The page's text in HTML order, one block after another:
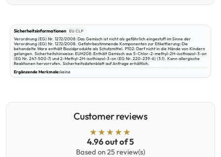
Sicherheitsinformationen EU CLP
Verordnung (EG) Nr. 1272/2008: Das Gemisch ist nicht als gefährlich eingestuft im Sinne der
Verordnung (EG) Nr. 1272/2008. Gefahrbestimmende Komponenten zur Etikettierung: Die
behandelte Ware enthält Biozidprodukte als Schutzmittel. P102: Darf nicht in die Hände von Kindern
gelangen. Sicherheitshinweise: EUH208: Enthält Gemisch aus 5-Chlor-2-methyl-2H-isothiazol-3-on
(EG Nr. 247-500-7) und 2-Methyl-2H-isothiazol-3-on (EG Nr. 220-239-6) (3:1). Kann allergische
Reaktionen hervorrufen. Sicherheitsdatenblatt auf Anfrage erhältlich.
Ergänzende Merkmale:keine
Customer reviews
4.96 out of 5
Based on 25 review(s)